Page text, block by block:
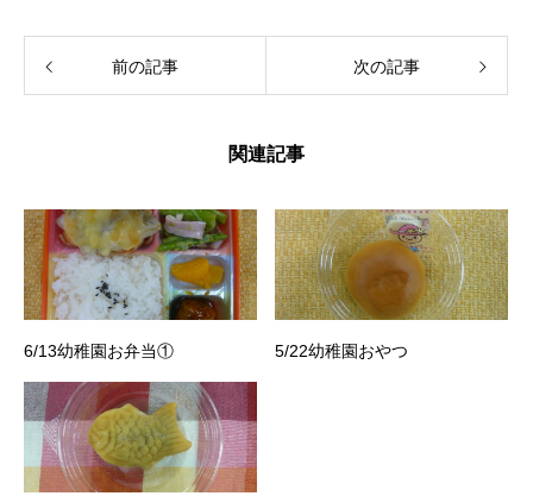
前の記事 次の記事
関連記事
6/13幼稚園お弁当① 5/22幼稚園おやつ